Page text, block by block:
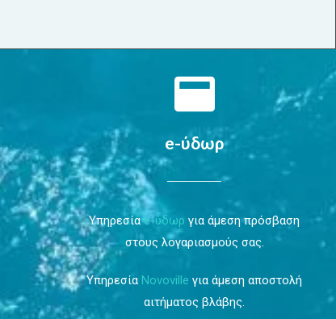
e-ύδωρ
Υπηρεσίαe-ύδωρ για άμεση πρόσβαση
στους λογαριασμούς σας.
Υπηρεσία Novoville για άμεση αποστολή
αιτήματος βλάβης.